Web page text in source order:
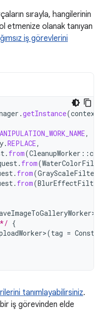
sırayla, hangilerinin
etmenize olanak tanıyan
iş görevlerini
.getInstance(context
,
.REPLACE,
. from(CleanupWorker ::
. from(
. from(
. from(
{
(tag =
tanımlayabilirsiniz.
iş görevinden elde